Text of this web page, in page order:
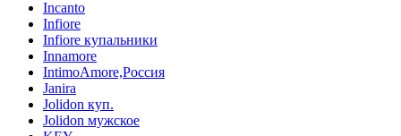
Incanto
Infiore
Infiore купальники
Innamore
IntimoAmore,Россия
Janira
Jolidon куп.
Jolidon мужское